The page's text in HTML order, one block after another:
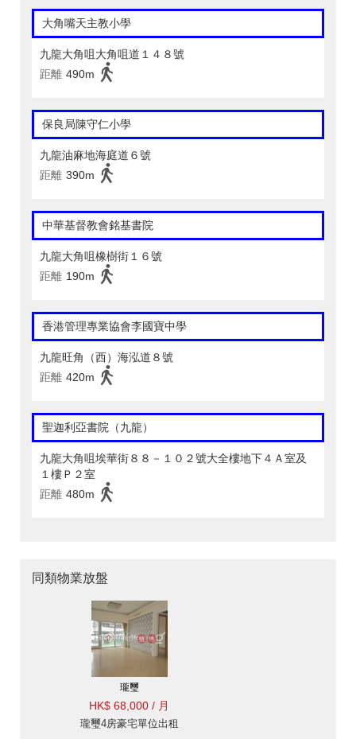
大角嘴天主教小學
九龍大角咀大角咀道１４８號
距離 490m
保良局陳守仁小學
九龍油麻地海庭道６號
距離 390m
中華基督教會銘基書院
九龍大角咀橡樹街１６號
距離 190m
香港管理專業協會李國寶中學
九龍旺角（西）海泓道８號
距離 420m
聖迦利亞書院（九龍）
九龍大角咀埃華街８８－１０２號大全樓地下４Ａ室及
１樓Ｐ２室
距離 480m
同類物業放盤
瓏璽
HK$ 68,000 / 月
瓏璽4房豪宅單位出租